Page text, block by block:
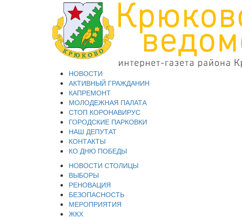
НОВОСТИ
АКТИВНЫЙ ГРАЖДАНИН
КАПРЕМОНТ
МОЛОДЕЖНАЯ ПАЛАТА
СТОП КОРОНАВИРУС
ГОРОДСКИЕ ПАРКОВКИ
НАШ ДЕПУТАТ
КОНТАКТЫ
КО ДНЮ ПОБЕДЫ
НОВОСТИ СТОЛИЦЫ
ВЫБОРЫ
РЕНОВАЦИЯ
БЕЗОПАСНОСТЬ
МЕРОПРИЯТИЯ
ЖКХ